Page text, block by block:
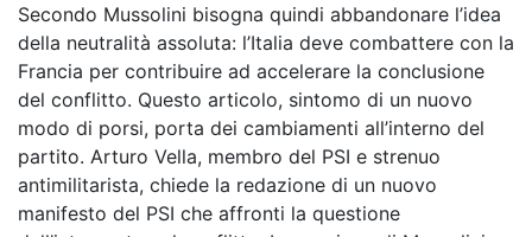
Secondo Mussolini bisogna quindi abbandonare l’idea
della neutralità assoluta: l’Italia deve combattere con la
Francia per contribuire ad accelerare la conclusione
del conflitto. Questo articolo, sintomo di un nuovo
modo di porsi, porta dei cambiamenti all’interno del
partito. Arturo Vella, membro del PSI e strenuo
antimilitarista, chiede la redazione di un nuovo
manifesto del PSI che affronti la questione